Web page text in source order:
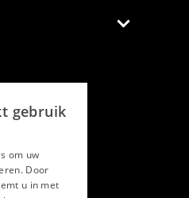
gebruik
om uw
Door
u in met